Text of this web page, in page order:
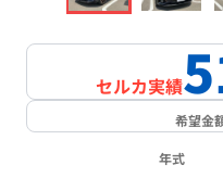
セルカ実績
希望金
年式